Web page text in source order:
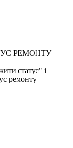
РЕМОНТУ
статус" і
ремонту